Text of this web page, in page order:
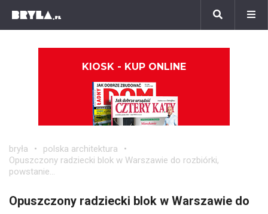
KIOSK - KUP ONLINE
bryła
polska architektura
Opuszczony radziecki blok w Warszawie do rozbiórki,
powstanie...
Opuszczony radziecki blok w Warszawie do